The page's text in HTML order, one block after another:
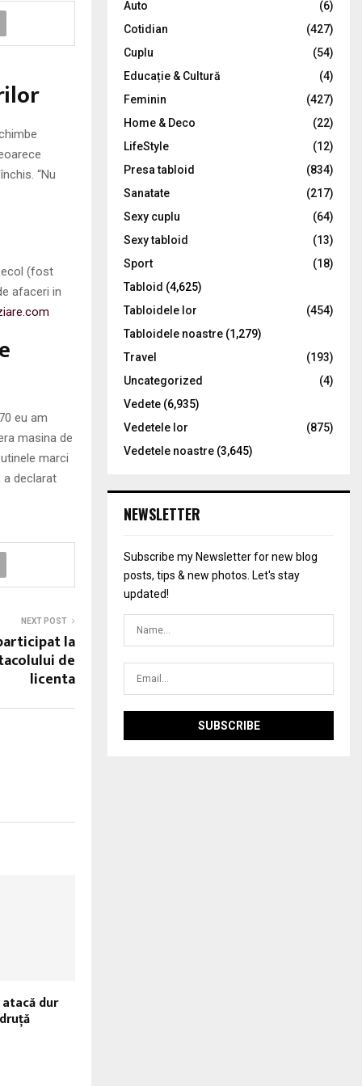
“Nu
(fost
afaceri in
eu am
masina de
marci
a declarat
NEXT POST
la
de
licenta
dur
:
C
Auto
(6)
Cotidian
(427)
Cuplu
(54)
Educație & Cultură
(4)
Feminin
(427)
Home & Deco
(22)
LifeStyle
(12)
Presa tabloid
(834)
Sanatate
(217)
Sexy cuplu
(64)
Sexy tabloid
(13)
Sport
(18)
Tabloid (4,625)
Tabloidele lor
(454)
Tabloidele noastre (1,279)
Travel
(193)
Uncategorized
(4)
Vedete (6,935)
Vedetele lor
(875)
Vedetele noastre (3,645)
NEWSLETTER
Subscribe my Newsletter for new blog
posts, tips & new photos. Let's stay
updated!